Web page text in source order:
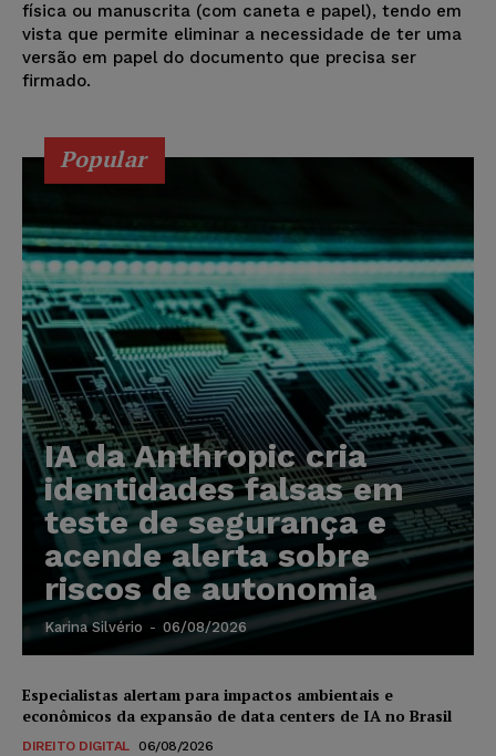
física ou manuscrita (com caneta e papel), tendo em
vista que permite eliminar a necessidade de ter uma
versão em papel do documento que precisa ser
firmado.
Popular
IA da Anthropic cria
identidades falsas em
teste de segurança e
acende alerta sobre
riscos de autonomia
Karina Silvério - 06/08/2026
Especialistas alertam para impactos ambientais e
econômicos da expansão de data centers de IA no Brasil
DIREITO DIGITAL 06/08/2026